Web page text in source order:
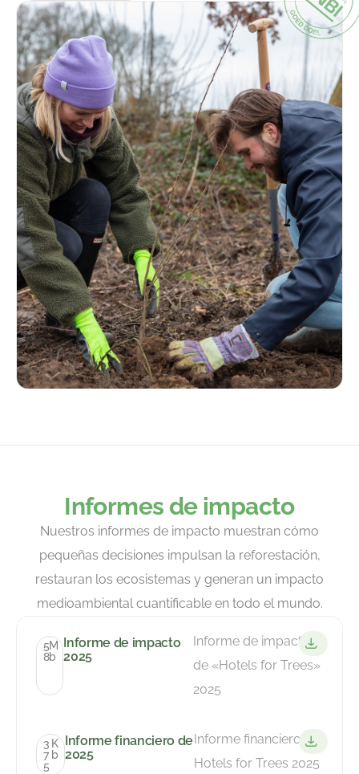
Informes de impacto
Nuestros informes de impacto muestran cómo
pequeñas decisiones impulsan la reforestación,
restauran los ecosistemas y generan un impacto
medioambiental cuantificable en todo el mundo.
Informe de impacto
2025
5
8
M
b
Informe de impacto
de «Hotels for Trees»
2025
Informe financiero de
2025
3
7
5
K
b
Informe financiero de
Hotels for Trees 2025